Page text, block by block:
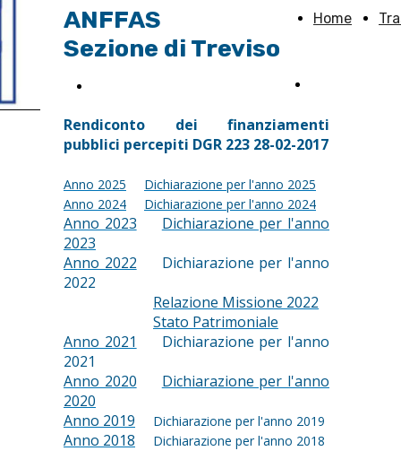
Home
ANFFAS
Sezione di Treviso
Rendiconto dei finanziamenti
pubblici percepiti DGR 223 28-02-2017
Anno 2025
Dichiarazione per l'anno 2025
Anno 2024
Dichiarazione per l'anno 2024
Anno 2023
Dichiarazione per l'anno
2023
Anno 2022 Dichiarazione per l'anno
2022
Relazione Missione 2022
Stato Patrimoniale
Anno 2021
Dichiarazione per l'anno
2021
Anno 2020
Dichiarazione per l'anno
2020
Anno 2019
Dichiarazione per l'anno 2019
Anno 2018 Dichiarazione per l'anno 2018